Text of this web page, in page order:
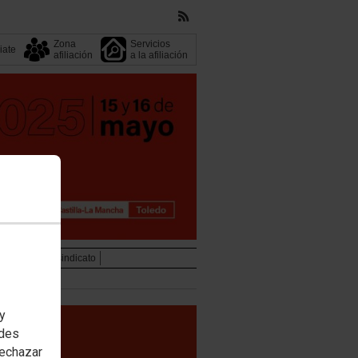
Zona
afiliación
Servicios
a la afiliación
Tu sindicato